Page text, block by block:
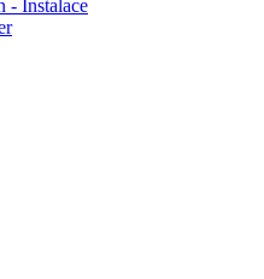
- Instalace